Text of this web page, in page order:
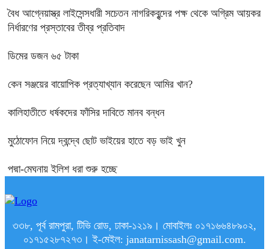
বৈধ আগ্নেয়াস্ত্র লাইসেন্সধারী সচেতন নাগরিকবৃন্দের পক্ষ থেকে অগ্রিম আয়কর
নির্ধারণের প্রস্তাবের তীব্র প্রতিবাদ
ডিমের ডজন ৬৫ টাকা
কেন সঞ্জয়ের বায়োপিক প্রত্যাখ্যান করেছেন আমির খান?
কালিহাতীতে ধর্ষকদের ফাঁসির দাবিতে মানব বন্ধন
মুঠোফোন নিয়ে দ্বন্দ্বে ছোট ভাইয়ের হাতে বড় ভাই খুন
পদ্মা-মেঘনায় ইলিশ ধরা শুরু হচ্ছে
৩৩৮, পূর্ব রামপুরা, টিভি রোড, ঢাকা-১২১৯। মোবাইলঃ ০১৭১৬৬৪৮৯০২,
০১৭১৫২৮৭২৭৩। ই-মেইল: janatarnissash@gmail.com.